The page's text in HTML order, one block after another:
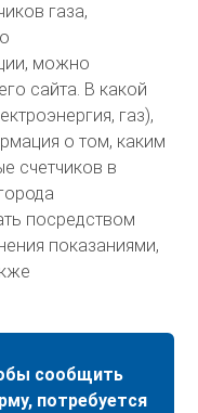
газа,
можно
сайта. В какой
газ),
о том, каким
счетчиков в
посредством
показаниями,
сообщить
потребуется